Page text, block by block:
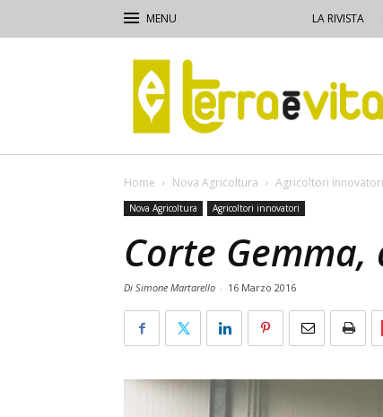
LA RIVISTA
Terra
e
Vita
Home Nova Agricoltura Agricoltori innovatori
Nova Agricoltura Agricoltori innovatori
Corte
Di Simone Martarello - 16 Marzo 2016